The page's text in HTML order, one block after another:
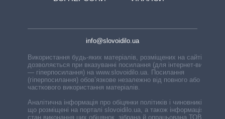
info@slovoidilo.ua
Використання будь-яких матеріалів, розміщених на сайті,
дозволяється при вказуванні посилання (для інтернет-видань
— гіперпосилання) на www.slovoidilo.ua. Посилання
(гіперпосилання) обов’язкове незалежно від повного або
часткового використання матеріалів.
Аналітична інформація про обіцянки політиків і чиновників,
що розміщені на порталі slovoidilo.ua, а також інформація про
стан виконання цих обіцянок, зібрана й опрацьована ТОВ «ІА